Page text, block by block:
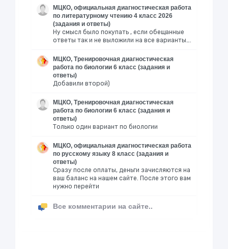
МЦКО, официальная диагностическая работа
по литературному чтению 4 класс 2026
(задания и ответы)
Ну смысл было покупать , если обещанные
ответы так и не выложили на все варианты….
МЦКО, Тренировочная диагностическая
работа по биологии 6 класс (задания и
ответы)
Добавили второй)
МЦКО, Тренировочная диагностическая
работа по биологии 6 класс (задания и
ответы)
Только один вариант по биологии
МЦКО, официальная диагностическая работа
по русскому языку 8 класс (задания и
ответы)
Сразу после оплаты, деньги зачисляются на
ваш баланс на нашем сайте. После этого вам
нужно перейти
Все комментарии на сайте..